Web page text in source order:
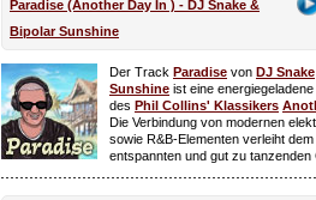
Paradise (Another Day In ) - DJ Snake &
Bipolar Sunshine
Der Track Paradise von DJ Snake
Sunshine ist eine
des Phil Collins' Klassikers
Die Verbindung von modernen
sowie R&B-Elementen verleiht
entspannten und gut zu tanzenden